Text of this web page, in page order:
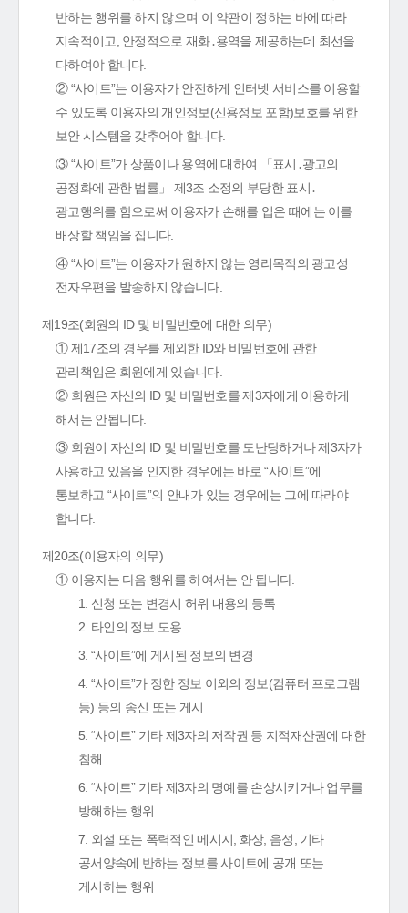
반하는 행위를 하지 않으며 이 약관이 정하는 바에 따라
지속적이고, 안정적으로 재화․용역을 제공하는데 최선을
다하여야 합니다.
② “사이트”는 이용자가 안전하게 인터넷 서비스를 이용할
수 있도록 이용자의 개인정보(신용정보 포함)보호를 위한
보안 시스템을 갖추어야 합니다.
③ “사이트”가 상품이나 용역에 대하여 「표시․광고의
공정화에 관한 법률」 제3조 소정의 부당한 표시․
광고행위를 함으로써 이용자가 손해를 입은 때에는 이를
배상할 책임을 집니다.
④ “사이트”는 이용자가 원하지 않는 영리목적의 광고성
전자우편을 발송하지 않습니다.
제19조(회원의 ID 및 비밀번호에 대한 의무)
① 제17조의 경우를 제외한 ID와 비밀번호에 관한
관리책임은 회원에게 있습니다.
② 회원은 자신의 ID 및 비밀번호를 제3자에게 이용하게
해서는 안됩니다.
③ 회원이 자신의 ID 및 비밀번호를 도난당하거나 제3자가
사용하고 있음을 인지한 경우에는 바로 “사이트”에
통보하고 “사이트”의 안내가 있는 경우에는 그에 따라야
합니다.
제20조(이용자의 의무)
① 이용자는 다음 행위를 하여서는 안 됩니다.
1. 신청 또는 변경시 허위 내용의 등록
2. 타인의 정보 도용
3. “사이트”에 게시된 정보의 변경
4. “사이트”가 정한 정보 이외의 정보(컴퓨터 프로그램
등) 등의 송신 또는 게시
5. “사이트” 기타 제3자의 저작권 등 지적재산권에 대한
침해
6. “사이트” 기타 제3자의 명예를 손상시키거나 업무를
방해하는 행위
7. 외설 또는 폭력적인 메시지, 화상, 음성, 기타
공서양속에 반하는 정보를 사이트에 공개 또는
게시하는 행위